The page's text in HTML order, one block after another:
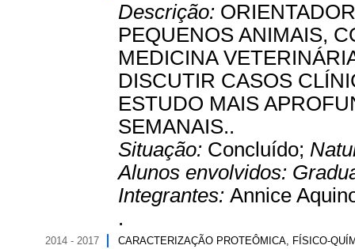
Descrição:
PEQUENOS ANIMAIS,
MEDICINA
DISCUTIR CASOS
ESTUDO MAIS
SEMANAIS..
Situação: Concluído;
Alunos envolvidos:
Integrantes: Annice
.
2014 - 2017 CARACTERIZAÇÃO PROTEÔMICA, FÍSICO-